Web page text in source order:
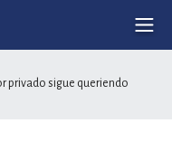
privado sigue queriendo